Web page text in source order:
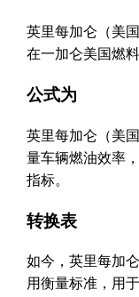
英里每加仑（美
在一加仑美国燃
公式为
英里每加仑（美
量车辆燃油效率
指标。
转换表
如今，英里每加
用衡量标准，用